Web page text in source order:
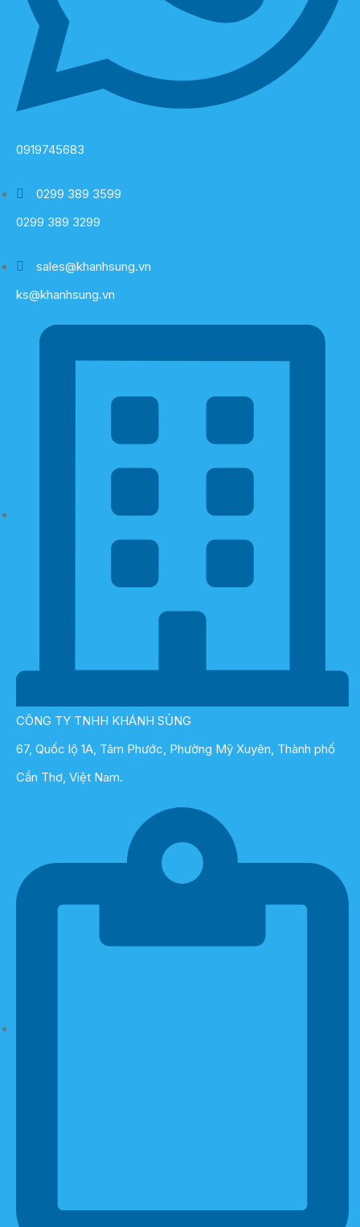
0919745683
0299 389 3599
0299 389 3299
sales@khanhsung.vn
ks@khanhsung.vn
CÔNG TY TNHH KHÁNH SỦNG
67, Quốc lộ 1A, Tâm Phước, Phường Mỹ Xuyên, Thành phố
Cần Thơ, Việt Nam.